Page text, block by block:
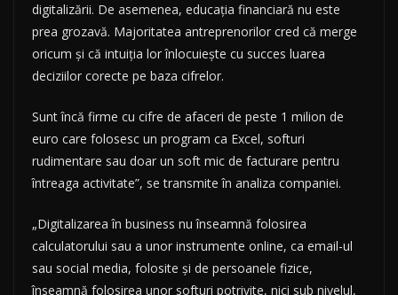
digitalizării. De asemenea, educația financiară nu este
prea grozavă. Majoritatea antreprenorilor cred că merge
oricum și că intuiția lor înlocuiește cu succes luarea
deciziilor corecte pe baza cifrelor.
Sunt încă firme cu cifre de afaceri de peste 1 milion de
euro care folosesc un program ca Excel, softuri
rudimentare sau doar un soft mic de facturare pentru
întreaga activitate”, se transmite în analiza companiei.
„Digitalizarea în business nu înseamnă folosirea
calculatorului sau a unor instrumente online, ca email-ul
sau social media, folosite și de persoanele fizice,
înseamnă folosirea unor softuri potrivite, nici sub nivelul,